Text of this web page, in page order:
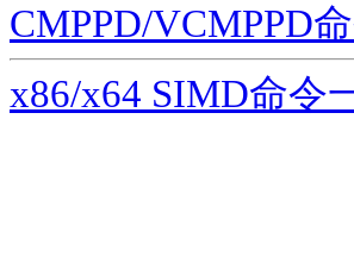
CMPPD/VCMPPD
x86/x64 SIMD命令